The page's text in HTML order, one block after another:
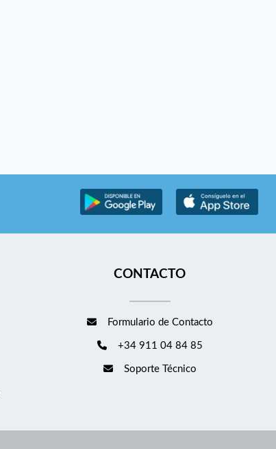
CONTACTO
Formulario de Contacto
+34 911 04 84 85
Soporte Técnico